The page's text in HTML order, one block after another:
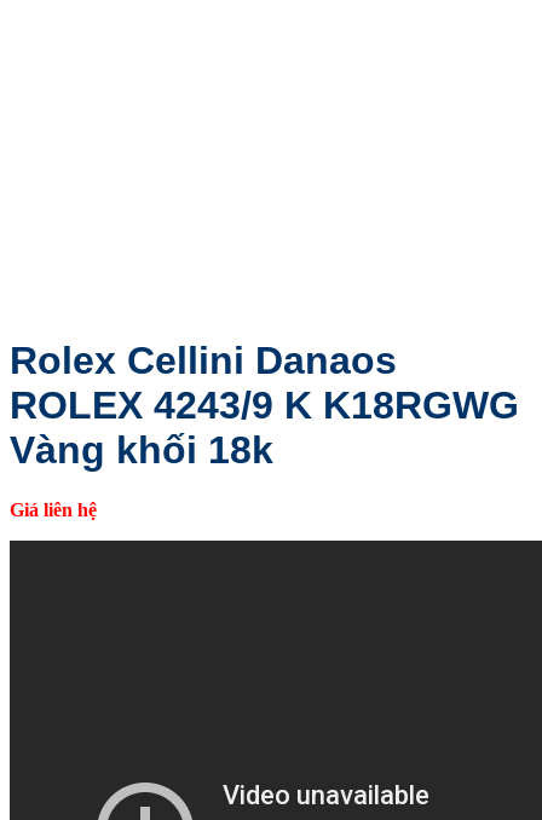
Rolex Cellini Danaos
ROLEX 4243/9 K K18RGWG
Vàng khối 18k
Giá liên hệ